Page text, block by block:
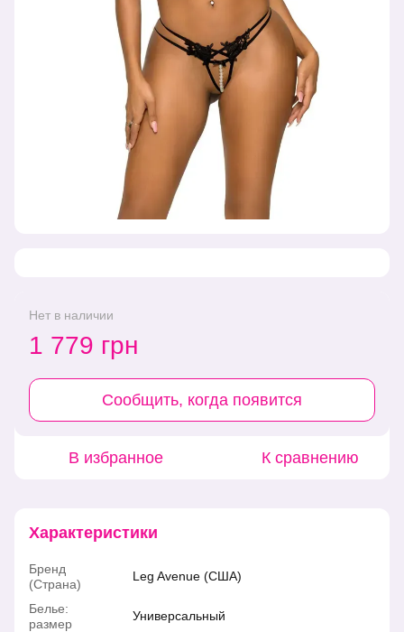
Нет в наличии
1 779 грн
Сообщить, когда появится
В избранное К сравнению
Характеристики
Бренд
(Страна)
Leg Avenue (США)
Белье:
размер
Универсальный